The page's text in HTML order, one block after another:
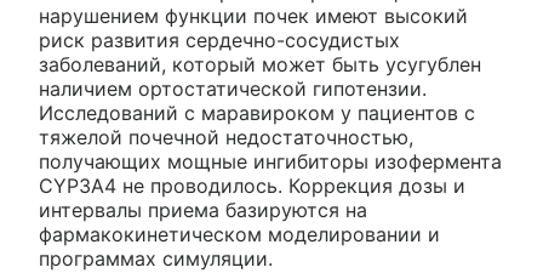
нарушением функции почек имеют высокий
риск развития сердечно-сосудистых
заболеваний, который может быть усугублен
наличием ортостатической гипотензии.
Исследований с маравироком у пациентов с
тяжелой почечной недостаточностью,
получающих мощные ингибиторы изофермента
CYP3A4 не проводилось. Коррекция дозы и
интервалы приема базируются на
фармакокинетическом моделировании и
программах симуляции.